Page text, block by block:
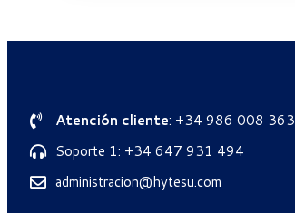
Atención cliente: +34 986 008 363
Soporte 1: +34 647 931 494
administracion@hytesu.com